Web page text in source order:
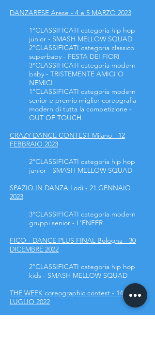
DANZARESE Arese - 4 e 5 MARZO 2023
1°CLASSIFICATI categoria hip hop
junior - SMASH MELLOW SQUAD
2°CLASSIFICATI categoria classico
superbaby - FESTA DEI FIORI
3°CLASSIFICATI categoria modern
baby - TRISTEMENTE AMICI O
NEMICI
1°CLASSIFICATI categoria modern
senior e premio miglior coreografia
modern di tutta la competizione -
OUT OF TOUCH
CRAZY DANCE CONTEST Milano - 12
FEBBRAIO 2023
2°CLASSIFICATI categoria hip hop
junior - SMASH MELLOW SQUAD
SPAZIO IN DANZA Lodi - 21 GENNAIO
2023
3°CLASSIFICATI categoria modern
gruppi senior - L'ENFER
FICO - DANCE PLUS FINAL Bologna - 30
DICEMBRE 2022
2°CLASSIFICATI categoria hip hop
kids - SMASH MELLOW SQUAD
THE WEEK coreographic contest - 14
LUGLIO 2022